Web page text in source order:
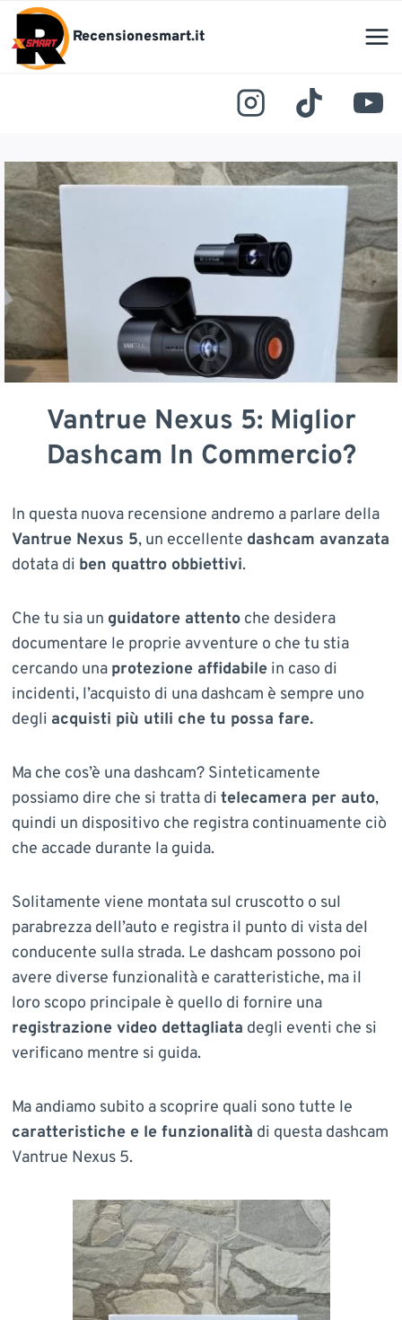
Salta
contenuto
Recensionesmart.it
Vantrue Nexus 5: Miglior
Dashcam In Commercio?
In questa nuova recensione andremo a parlare della
Vantrue Nexus 5, un eccellente dashcam avanzata
dotata di ben quattro obbiettivi.
Che tu sia un guidatore attentoche desidera
documentare le proprie avventure o che tu stia
cercando una protezione affidabilein caso di
incidenti, l’acquisto di una dashcam è sempre uno
degli acquisti più utili che tu possa fare.
Ma che cos’è una dashcam? Sinteticamente
possiamo dire che si tratta di telecamera per auto,
quindi un dispositivo che registra continuamente ciò
che accade durante la guida.
Solitamente viene montata sul cruscotto o sul
parabrezza dell’auto e registra il punto di vista del
conducente sulla strada. Le dashcam possono poi
avere diverse funzionalità e caratteristiche, ma il
loro scopo principale è quello di fornire una
registrazione video dettagliata degli eventi che si
verificano mentre si guida.
Ma andiamo subito a scoprire quali sono tutte le
caratteristiche e le funzionalità di questa dashcam
Vantrue Nexus 5.